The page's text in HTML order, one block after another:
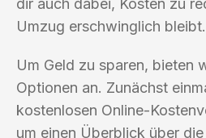
dir auch dabei, Kosten zu
Umzug erschwinglich bleibt.
Um Geld zu sparen, bieten
Optionen an. Zunächst
kostenlosen Online-
um einen Überblick über